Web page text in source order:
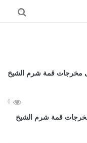
0
مخرجات قمة شرم الشيخ